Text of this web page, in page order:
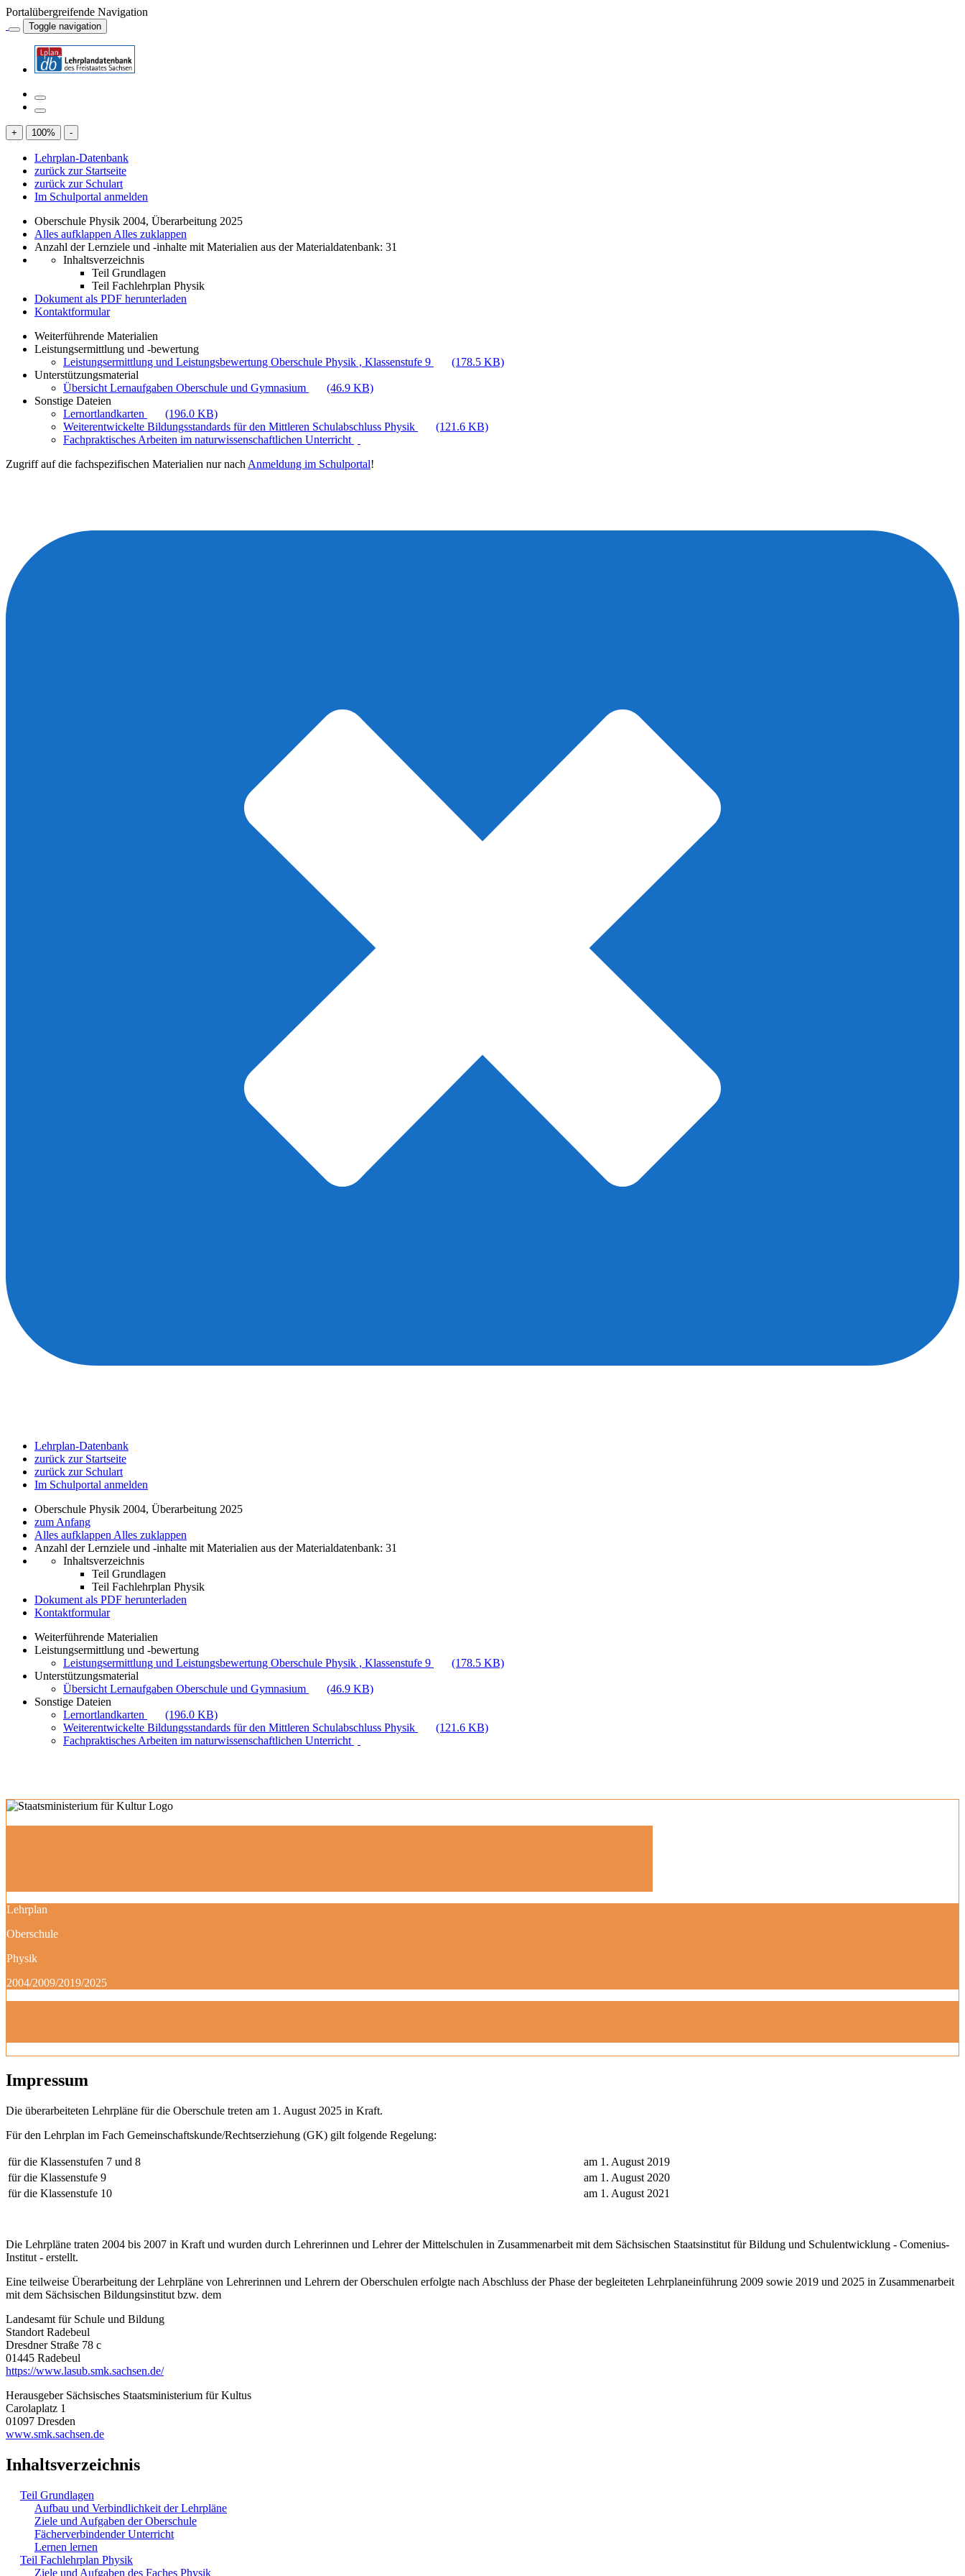
Portalübergreifende Navigation
Toggle navigation
+ 100% -
Lehrplan-Datenbank
zurück zur Startseite
zurück zur Schulart
Im Schulportal anmelden
Oberschule Physik 2004, Überarbeitung 2025
Alles aufklappen Alles zuklappen
Anzahl der Lernziele und -inhalte mit Materialien aus der Materialdatenbank: 31
Inhaltsverzeichnis
Teil Grundlagen
Teil Fachlehrplan Physik
Dokument als PDF herunterladen
Kontaktformular
Weiterführende Materialien
Leistungsermittlung und -bewertung
Leistungsermittlung und Leistungsbewertung Oberschule Physik , Klassenstufe 9
(178.5 KB)
Unterstützungsmaterial
Übersicht Lernaufgaben Oberschule und Gymnasium
(46.9 KB)
Sonstige Dateien
Lernortlandkarten
(196.0 KB)
Weiterentwickelte Bildungsstandards für den Mittleren Schulabschluss Physik
(121.6 KB)
Fachpraktisches Arbeiten im naturwissenschaftlichen Unterricht
Zugriff auf die fachspezifischen Materialien nur nach Anmeldung im Schulportal!
Lehrplan-Datenbank
zurück zur Startseite
zurück zur Schulart
Im Schulportal anmelden
Oberschule Physik 2004, Überarbeitung 2025
zum Anfang
Alles aufklappen Alles zuklappen
Anzahl der Lernziele und -inhalte mit Materialien aus der Materialdatenbank: 31
Inhaltsverzeichnis
Teil Grundlagen
Teil Fachlehrplan Physik
Dokument als PDF herunterladen
Kontaktformular
Weiterführende Materialien
Leistungsermittlung und -bewertung
Leistungsermittlung und Leistungsbewertung Oberschule Physik , Klassenstufe 9
(178.5 KB)
Unterstützungsmaterial
Übersicht Lernaufgaben Oberschule und Gymnasium
(46.9 KB)
Sonstige Dateien
Lernortlandkarten
(196.0 KB)
Weiterentwickelte Bildungsstandards für den Mittleren Schulabschluss Physik
(121.6 KB)
Fachpraktisches Arbeiten im naturwissenschaftlichen Unterricht
Lehrplan
Oberschule
Physik
2004/2009/2019/2025
Impressum
Die überarbeiteten Lehrpläne für die Oberschule treten am 1. August 2025 in Kraft.
Für den Lehrplan im Fach Gemeinschaftskunde/Rechtserziehung (GK) gilt folgende Regelung:
für die Klassenstufen 7 und 8
am 1. August 2019
für die Klassenstufe 9
am 1. August 2020
für die Klassenstufe 10
am 1. August 2021
Die Lehrpläne traten 2004 bis 2007 in Kraft und wurden durch Lehrerinnen und Lehrer der Mittelschulen in Zusammenarbeit mit dem Sächsischen Staatsinstitut für Bildung und Schulentwicklung - Comenius-
Institut - erstellt.
Eine teilweise Überarbeitung der Lehrpläne von Lehrerinnen und Lehrern der Oberschulen erfolgte nach Abschluss der Phase der begleiteten Lehrplaneinführung 2009 sowie 2019 und 2025 in Zusammenarbeit
mit dem Sächsischen Bildungsinstitut bzw. dem
Landesamt für Schule und Bildung
Standort Radebeul
Dresdner Straße 78 c
01445 Radebeul
https://www.lasub.smk.sachsen.de/
Herausgeber Sächsisches Staatsministerium für Kultus
Carolaplatz 1
01097 Dresden
www.smk.sachsen.de
Inhaltsverzeichnis
Teil Grundlagen
Aufbau und Verbindlichkeit der Lehrpläne
Ziele und Aufgaben der Oberschule
Fächerverbindender Unterricht
Lernen lernen
Teil Fachlehrplan Physik
Ziele und Aufgaben des Faches Physik